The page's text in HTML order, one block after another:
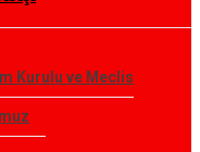
Kurulu ve Meclis